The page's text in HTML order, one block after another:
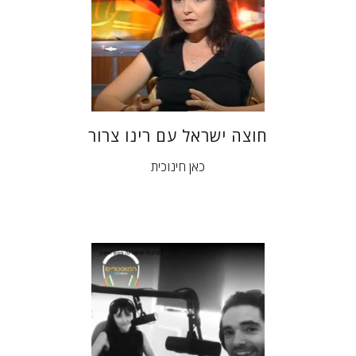
חוצה ישראל עם רינו צרור
כאן חינוכית